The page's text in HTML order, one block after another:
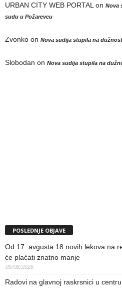
URBAN CITY WEB PORTAL on Nova
sudu u Požarevcu
Zvonko on Nova sudija stupila na
Slobodan on Nova sudija stupila na
POSLEDNJE OBJAVE
Od 17. avgusta 18 novih lekova na
će plaćati znatno manje
05/08/2026
Radovi na glavnoj raskrsnici u